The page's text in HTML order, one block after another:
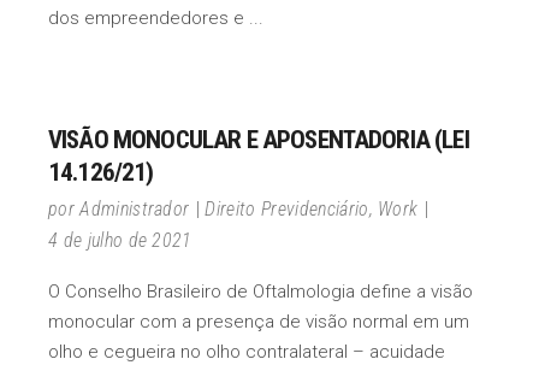
dos empreendedores e
VISÃO MONOCULAR E APOSENTADORIA (LEI
14.126/21)
porAdministrador Direito Previdenciário, Work
4 de julho de 2021
O Conselho Brasileiro de Oftalmologia define a visão
monocular com a presença de visão normal em um
olho e cegueira no olho contralateral – acuidade